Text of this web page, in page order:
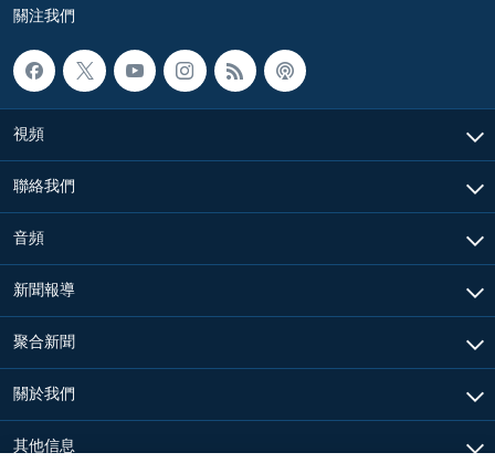
關注我們
視頻
聯絡我們
音頻
新聞報導
聚合新聞
關於我們
其他信息